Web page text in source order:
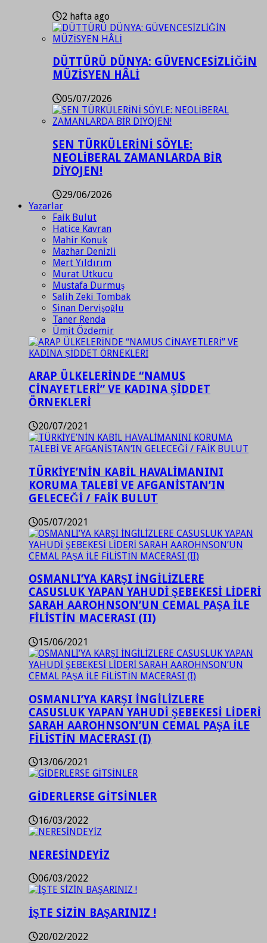
2 hafta ago
DÜTTÜRÜ DÜNYA: GÜVENCESİZLİĞİN
MÜZİSYEN HÂLİ
05/07/2026
SEN TÜRKÜLERİNİ SÖYLE:
NEOLİBERAL ZAMANLARDA BİR
DİYOJEN!
29/06/2026
Yazarlar
Faik Bulut
Hatice Kavran
Mahir Konuk
Mazhar Denizli
Mert Yıldırım
Murat Utkucu
Mustafa Durmuş
Salih Zeki Tombak
Sinan Dervişoğlu
Taner Renda
Ümit Özdemir
ARAP ÜLKELERİNDE “NAMUS
CİNAYETLERİ” VE KADINA ŞİDDET
ÖRNEKLERİ
20/07/2021
TÜRKİYE’NİN KABİL HAVALİMANINI
KORUMA TALEBİ VE AFGANİSTAN’IN
GELECEĞİ / FAİK BULUT
05/07/2021
OSMANLI’YA KARŞI İNGİLİZLERE
CASUSLUK YAPAN YAHUDİ ŞEBEKESİ LİDERİ
SARAH AAROHNSON’UN CEMAL PAŞA İLE
FİLİSTİN MACERASI (II)
15/06/2021
OSMANLI’YA KARŞI İNGİLİZLERE
CASUSLUK YAPAN YAHUDİ ŞEBEKESİ LİDERİ
SARAH AAROHNSON’UN CEMAL PAŞA İLE
FİLİSTİN MACERASI (I)
13/06/2021
GİDERLERSE GİTSİNLER
16/03/2022
NERESİNDEYİZ
06/03/2022
İŞTE SİZİN BAŞARINIZ !
20/02/2022